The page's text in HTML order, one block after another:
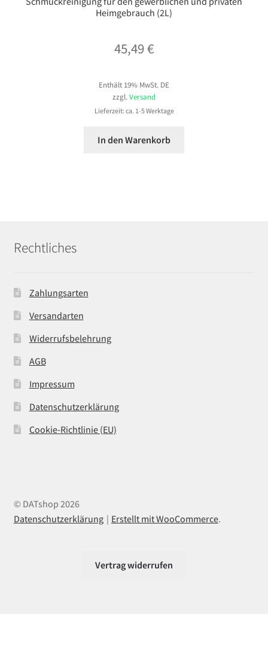
Heimgebrauch (2L)
45,49€
Enthält 19% MwSt. DE
zzgl. Versand
Lieferzeit: ca. 1-5 Werktage
In den Warenkorb
Rechtliches
Zahlungsarten
Versandarten
Widerrufsbelehrung
AGB
Impressum
Datenschutzerklärung
Cookie-Richtlinie (EU)
© DATshop 2026
Datenschutzerklärung
Erstellt mit WooCommerce.
Vertrag widerrufen